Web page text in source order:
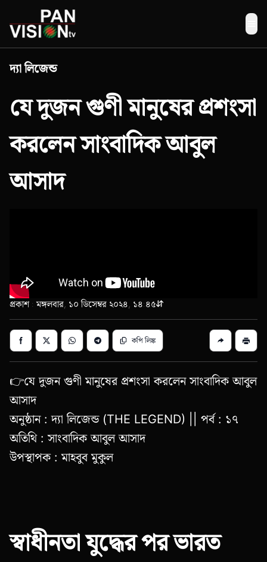
দ্যা লিজেন্ড
যে দুজন গুণী মানুষের প্রশংসা
করলেন সাংবাদিক আবুল
আসাদ
প্রকাশ : মঙ্গলবার, ১০ ডিসেম্বর ২০২৪, ১৪:৪৫
কপি লিঙ্ক
👉যে দুজন গুণী মানুষের প্রশংসা করলেন সাংবাদিক আবুল
আসাদ
অনুষ্ঠান : দ্যা লিজেন্ড (THE LEGEND) || পর্ব : ১৭
অতিথি : সাংবাদিক আবুল আসাদ
উপস্থাপক : মাহবুব মুকুল
স্বাধীনতা যুদ্ধের পর ভারত